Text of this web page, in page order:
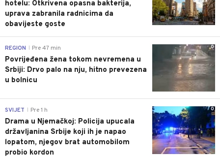
hotelu: Otkrivena opasna bakterija,
uprava zabranila radnicima da
obavijeste goste
0
REGION Pre 47 min
Povrijeđena žena tokom nevremena u
Srbiji: Drvo palo na nju, hitno prevezena
u bolnicu
0
SVIJET Pre 1 h
Drama u Njemačkoj: Policija upucala
državljanina Srbije koji ih je napao
lopatom, njegov brat automobilom
probio kordon